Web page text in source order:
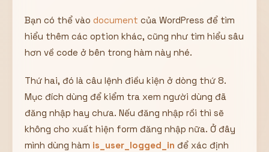
Bạn có thể vào document của WordPress để tìm
hiểu thêm các option khác, cũng như tìm hiểu sâu
hơn về code ở bên trong hàm này nhé.
Thứ hai, đó là câu lệnh điều kiện ở dòng thứ 8.
Mục đích dùng để kiểm tra xem người dùng đã
đăng nhập hay chưa. Nếu đăng nhập rồi thì sẽ
không cho xuất hiện form đăng nhập nữa. Ở đây
mình dùng hàm is_user_logged_in để xác định